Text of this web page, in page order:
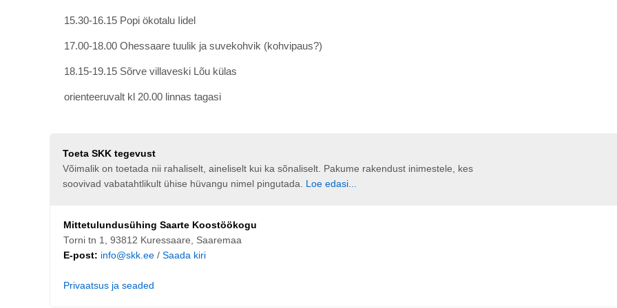
15.30-16.15 Popi ökotalu Iidel
17.00-18.00 Ohessaare tuulik ja suvekohvik (kohvipaus?)
18.15-19.15 Sõrve villaveski Lõu külas
orienteeruvalt kl 20.00 linnas tagasi
Toeta SKK tegevust
Võimalik on toetada nii rahaliselt, aineliselt kui ka sõnaliselt. Pakume rakendust inimestele, kes
soovivad vabatahtlikult ühise hüvangu nimel pingutada. Loe edasi...
Mittetulundusühing Saarte Koostöökogu
Torni tn 1, 93812 Kuressaare, Saaremaa
E-post: info@skk.ee/ Saada kiri
Privaatsus ja seaded